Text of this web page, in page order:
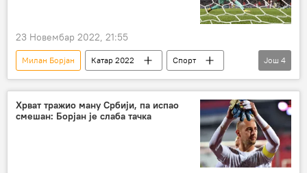
23 Новембар 2022, 21:55
Милан Борјан Катар 2022
Спорт
Фудбал
Катар 2022 – извештаји
Канада
Још 4
Хрват тражио ману Србији, па испао
смешан: Борјан је слаба тачка